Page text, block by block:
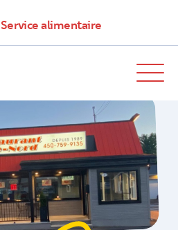
Service alimentaire